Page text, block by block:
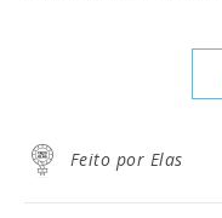
Feito por Elas